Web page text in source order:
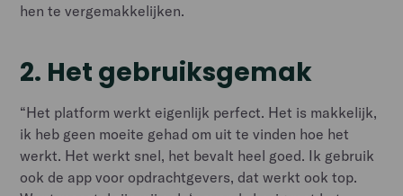
hen te vergemakkelijken.
2. Het gebruiksgemak
“Het platform werkt eigenlijk perfect. Het is makkelijk,
ik heb geen moeite gehad om uit te vinden hoe het
werkt. Het werkt snel, het bevalt heel goed. Ik gebruik
ook de app voor opdrachtgevers, dat werkt ook top.